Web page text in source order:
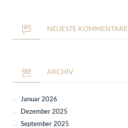
NEUESTE KOMMENTARE
ARCHIV
Januar 2026
Dezember 2025
September 2025